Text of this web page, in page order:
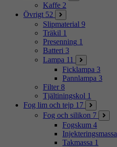
Kaffe 2
Övrigt 52
Slipmaterial 9
Träkil 1
Presenning 1
Batteri 3
Lampa 11
Ficklampa 3
Pannlampa 3
Filter 8
Tjältiningskol 1
Fog lim och tejp 17
Fog och silikon 7
Fogskum 4
Injekteringsmassa
Takmassa 1